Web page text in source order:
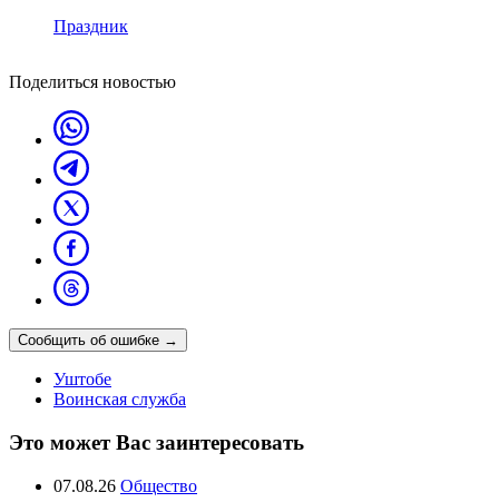
Праздник
Поделиться новостью
Сообщить об ошибке →
Уштобе
Воинская служба
Это может Вас заинтересовать
07.08.26 Общество